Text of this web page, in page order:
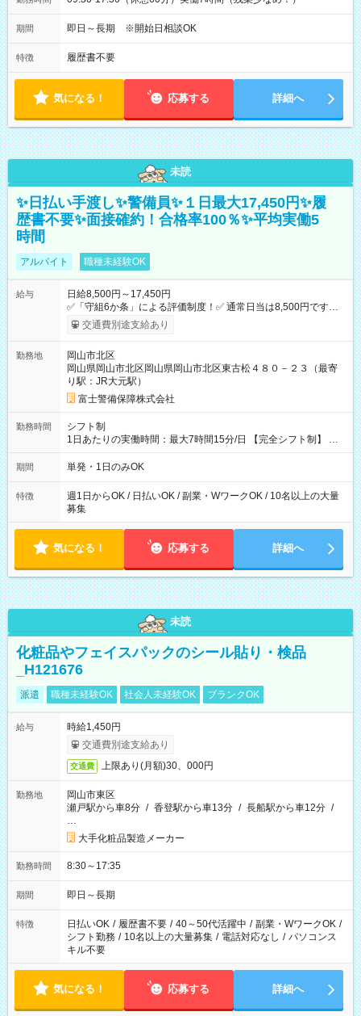
期間 即日～長期 ※開始日相談OK
特徴 履歴書不要
気になる！ 応募する 詳細へ
未読
✨日払い手渡し✨警備員✨１日最大17,450円✨履
歴書不要✨面接確約！合格率100％✨平均実働5
時間
アルバイト 職種未経験OK
給与
日給8,500円～17,450円
✅「守組6か条」による評価制度！✅ 通常日当は8,500円ですが
上記評価制度により「S級隊員」と認定されれば10,000円の日当
を支給します。 (1)上記勤務者が交通2級資格者の場合10,000円
14,375円 (3)上記現場が日祝深夜の場合 17,250円 (4)上記勤務
者が現場までの運転者の場合17,250+200円＝17,450円 -----------
------------------------------- *最高日当額 17,450円* ---------------------
--------------------- より上位の資格取得やリーダー手当を取得する
と ”さらに”加算されます！ ※日当支給時振込手数料等は一切あ
交通費別途支給あり
勤務地
岡山市北区
岡山県岡山市北区岡山県岡山市北区東古松４８０－２３（最寄
り駅：JR大元駅）
富士警備保障株式会社
勤務時間
シフト制
1日あたりの実働時間：最大7時間15分/日 【完全シフト制】 例
(1) 8：00~17:00（休憩１h） 例(2) 13:00~16:00（早上がりでも
全額支給！） 例(3) 21:00~5:00（夜勤なら日当1.25倍！！）
期間 単発・1日のみOK
特徴
週1日からOK / 日払いOK / 副業・WワークOK / 10名以上の大量
募集
気になる！ 応募する 詳細へ
未読
化粧品やフェイスパックのシール貼り・検品
_H121676
派遣 職種未経験OK 社会人未経験OK ブランクOK
給与
時給1,450円
交通費別途支給あり
交通費 上限あり(月額)30、000円
勤務地
岡山市東区
瀬戸駅から車8分 / 香登駅から車13分 / 長船駅から車12分 /
…
大手化粧品製造メーカー
勤務時間 8:30～17:35
期間 即日～長期
特徴 日払いOK / 履歴書不要 / 40～50代活躍中 / 副業・WワークOK /
シフト勤務 / 10名以上の大量募集 / 電話対応なし / パソコンス
キル不要
気になる！ 応募する 詳細へ